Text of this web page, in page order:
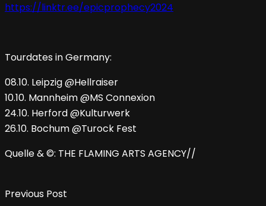
https://linktr.ee/epicprophecy2024
Tourdates in Germany:
08.10. Leipzig @Hellraiser
10.10. Mannheim @MS Connexion
24.10. Herford @Kulturwerk
26.10. Bochum @Turock Fest
Quelle & ©: THE FLAMING ARTS AGENCY//
Previous Post